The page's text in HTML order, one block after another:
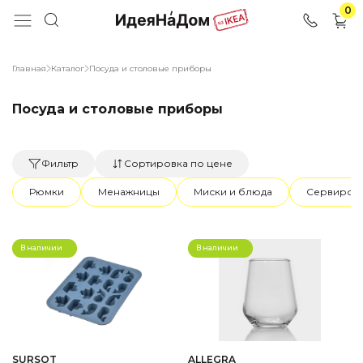
0
Главная Каталог Посуда и столовые приборы
Посуда и столовые приборы
Фильтр Сортировка по цене
Рюмки Менажницы Миски и блюда
В наличии
SURSОT
В наличии
ALLEGRA